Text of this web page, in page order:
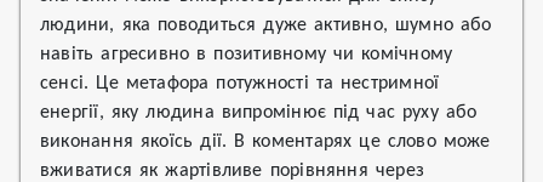
людини, яка поводиться дуже активно, шумно або
навіть агресивно в позитивному чи комічному
сенсі. Це метафора потужності та нестримної
енергії, яку людина випромінює під час руху або
виконання якоїсь дії. В коментарях це слово може
вживатися як жартівливе порівняння через